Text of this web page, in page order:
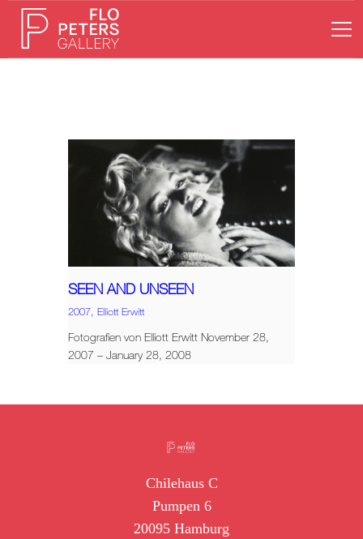
KÜNSTLER
AUSSTELLUNGEN
NEWS
ONLINESHOP
KONTAKT
SEEN AND UNSEEN
2007, Elliott Erwitt
Fotografien von Elliott Erwitt November 28,
2007 – January 28, 2008
Chilehaus C
Pumpen 6
20095 Hamburg